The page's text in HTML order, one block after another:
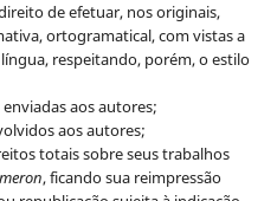
de efetuar, nos originais,
ortogramatical, com vistas a
respeitando, porém, o estilo
aos autores;
aos autores;
totais sobre seus trabalhos
, ficando sua reimpressão